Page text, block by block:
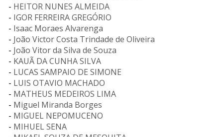
- HEITOR NUNES ALMEIDA
- IGOR FERREIRA GREGÓRIO
- Isaac Moraes Alvarenga
- João Victor Costa Trindade de Oliveira
- João Vitor da Silva de Souza
- KAUÃ DA CUNHA SILVA
- LUCAS SAMPAIO DE SIMONE
- LUIS OTAVIO MACHADO
- MATHEUS MEDEIROS LIMA
- Miguel Miranda Borges
- MIGUEL NEPOMUCENO
- MIHUEL SENA